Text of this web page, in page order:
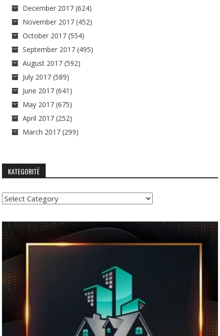
December 2017 (624)
November 2017 (452)
October 2017 (554)
September 2017 (495)
August 2017 (592)
July 2017 (589)
June 2017 (641)
May 2017 (675)
April 2017 (252)
March 2017 (299)
KATEGORITË
Kategoritë